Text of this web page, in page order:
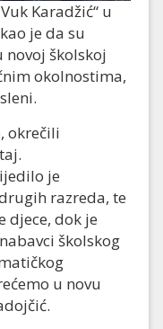
Karadžić“ u
je da su
novoj školskoj
okolnostima,
okrečili
je
razreda, te
djece, dok je
školskog
u novu